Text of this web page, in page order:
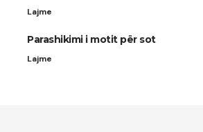
Lajme
Parashikimi i motit për sot
Lajme